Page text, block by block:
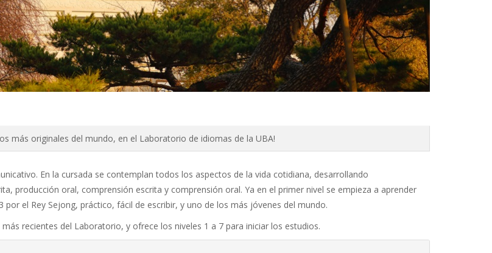
más originales del mundo, en el Laboratorio de idiomas de la UBA!
En la cursada se contemplan todos los aspectos de la vida cotidiana, desarrollando
producción oral, comprensión escrita y comprensión oral. Ya en el primer nivel se empieza a aprender
el Rey Sejong, práctico, fácil de escribir, y uno de los más jóvenes del mundo.
recientes del Laboratorio, y ofrece los niveles 1 a 7 para iniciar los estudios.